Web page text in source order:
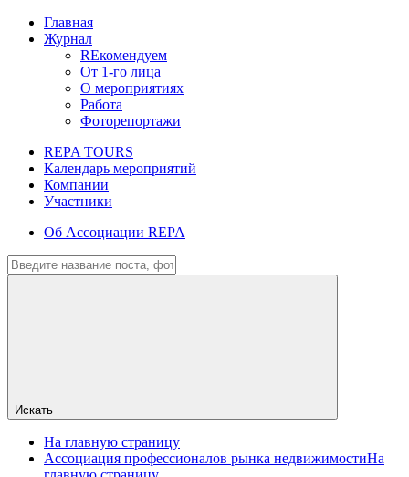
Главная
Журнал
REкомендуем
От 1-го лица
О мероприятиях
Работа
Фоторепортажи
REPA TOURS
Календарь мероприятий
Компании
Участники
Об Ассоциации REPA
Искать
На главную страницу
Ассоциация профессионалов рынка недвижимостиНа